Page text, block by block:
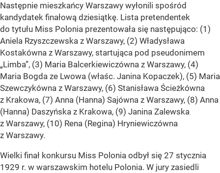
Następnie mieszkańcy Warszawy wyłonili spośród
kandydatek finałową dziesiątkę. Lista pretendentek
do tytułu Miss Polonia prezentowała się następująco: (1)
Aniela Rzyszczewska z Warszawy, (2) Władysława
Kostakówna z Warszawy, startująca pod pseudonimem
„Limba”, (3) Maria Balcerkiewiczówna z Warszawy, (4)
Maria Bogda ze Lwowa (właśc. Janina Kopaczek), (5) Maria
Szewczykówna z Warszawy, (6) Stanisława Ścieżkówna
z Krakowa, (7) Anna (Hanna) Sajówna z Warszawy, (8) Anna
(Hanna) Daszyńska z Krakowa, (9) Janina Zalewska
z Warszawy, (10) Rena (Regina) Hryniewiczówna
z Warszawy.
Wielki finał konkursu Miss Polonia odbył się 27 stycznia
1929 r. w warszawskim hotelu Polonia. W jury zasiedli